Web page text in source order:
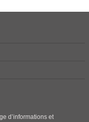
d’informations et